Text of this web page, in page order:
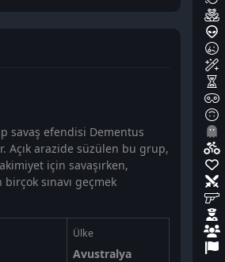
savaş efendisi Dementus
arazide süzülen bu grup,
için savaşırken,
sınavı geçmek
Ülke
Avustralya